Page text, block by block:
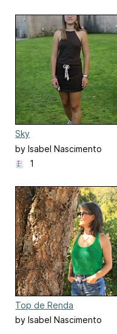
Sky
by Isabel Nascimento
1
Top de Renda
by Isabel Nascimento